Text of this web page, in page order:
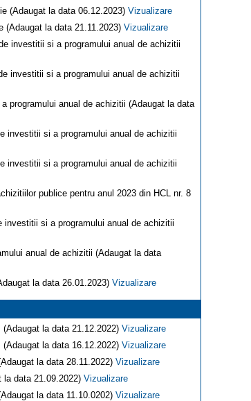
(Adaugat la data 06.12.2023) Vizualizare
(Adaugat la data 21.11.2023) Vizualizare
investitii si a programului anual de achizitii
investitii si a programului anual de achizitii
programului anual de achizitii (Adaugat la data
investitii si a programului anual de achizitii
investitii si a programului anual de achizitii
publice pentru anul 2023 din HCL nr. 8
investitii si a programului anual de achizitii
anual de achizitii (Adaugat la data
la data 26.01.2023) Vizualizare
la data 21.12.2022) Vizualizare
la data 16.12.2022) Vizualizare
la data 28.11.2022) Vizualizare
la data 21.09.2022) Vizualizare
la data 11.10.0202) Vizualizare